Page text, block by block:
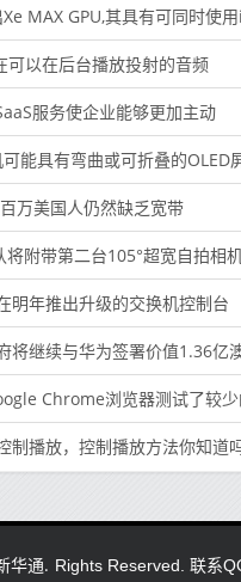
其具有可同时使用iGPU,dGPU和CPU的深
以在后台播放投射的音频
服务使企业能够更加主动
能具有弯曲或可折叠的OLED
万美国人仍然缺乏宽带
附带第二台105°超宽自拍相
明年推出升级的交换机控制台
继续与华为签署价值1.36亿澳元
Chrome浏览器测试了较少的烦人
制播放，控制播放方法你知道
华通. Rights Reserved. 联系